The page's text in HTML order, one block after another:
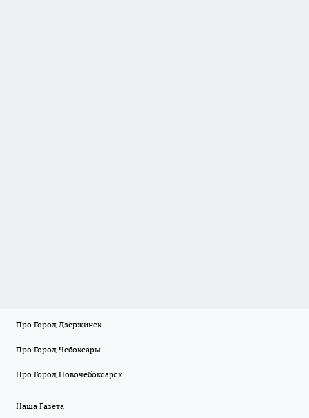
Про Город Дзержинск
Про Город Чебоксары
Про Город Новочебоксарск
Наша Газета